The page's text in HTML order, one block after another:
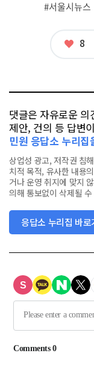
태
#서울시뉴스
좋
8
댓글은 자유로운
제안, 건의 등 답변
민원 응답소 누리집
상업성 광고, 저작권 침
치적 목적, 유사한 내용
거나 운영 취지에 맞지
의해 통보없이 삭제될
응답소 누리집 바로